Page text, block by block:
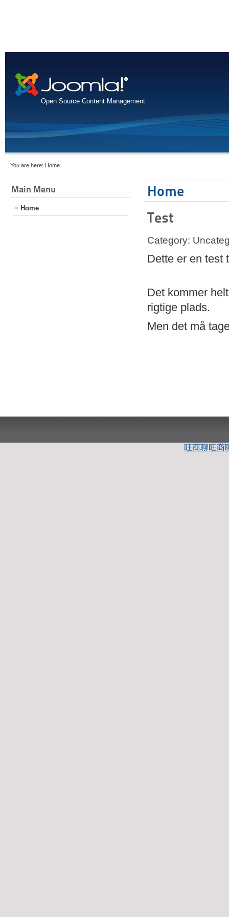
Open Source Content Management
You are here: Home
Main Menu
Home
Home
Test
Category:
Dette er en test
Det kommer
rigtige plads.
Men det må
旺商聊旺商